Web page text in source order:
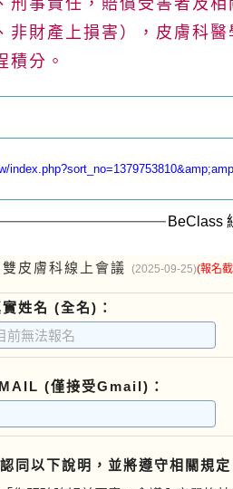
非財產上損害），皮膚科
積分。
BeClass
雙皮膚科線上會議 (2025-09-25)(報名
姓名 (全名)：
(僅接受Gmail)：
同以下說明，並將遵守相關規定